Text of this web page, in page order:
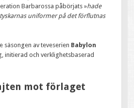
Barbarossa påbörjats »hade
uniformer på det förflutnas
säsongen av teveserien Babylon
initierad och verklighetsbaserad
mot förlaget